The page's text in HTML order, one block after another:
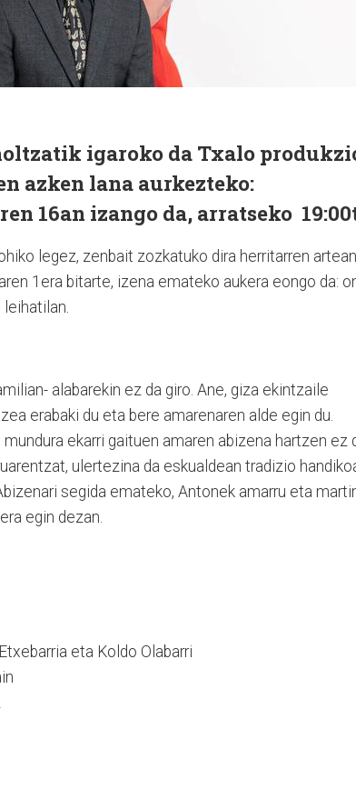
igaroko da Txalo
azken lana aurkezteko:
16an izango da, arratseko
legez, zenbait zozkatuko dira herritarren
1era bitarte, izena emateko aukera eongo da:
leihatilan.
alabarekin ez da giro. Ane, giza ekintzaile
erabaki du eta bere amarenaren alde egin du.
ekarri gaituen amaren abizena hartzen ez
ulertezina da eskualdean tradizio
segida emateko, Antonek amarru eta
egin dezan.
eta Koldo Olabarri